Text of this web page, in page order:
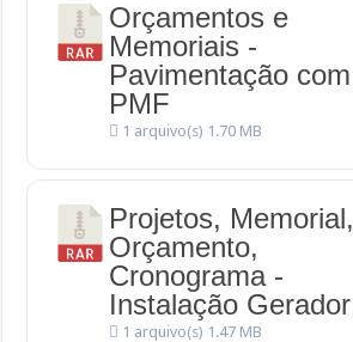
Orçamentos e
Memoriais -
Pavimentação com
PMF
1 arquivo(s) 1.70 MB
Projetos, Memorial,
Orçamento,
Cronograma -
Instalação Gerador
1 arquivo(s) 1.47 MB